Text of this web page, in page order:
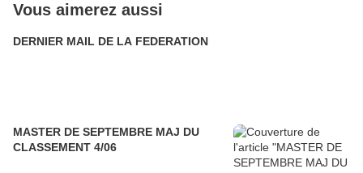
Vous aimerez aussi
DERNIER MAIL DE LA FEDERATION
MASTER DE SEPTEMBRE MAJ DU
CLASSEMENT 4/06